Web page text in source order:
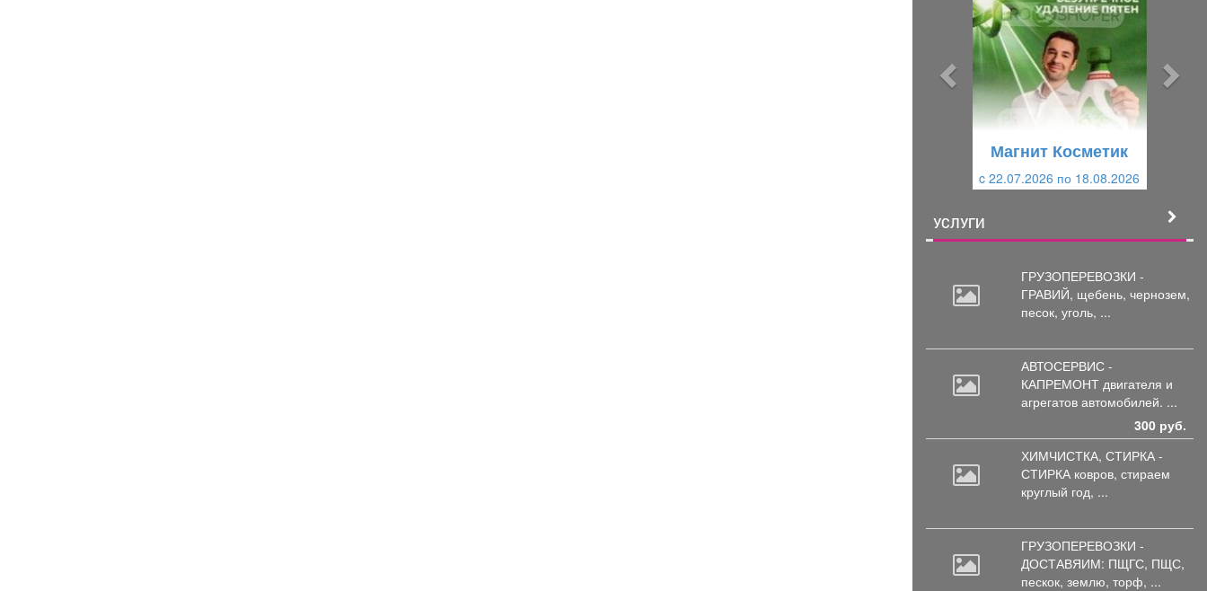
Магнит Косметик
c 22.07.2026 по 18.08.2026
УСЛУГИ
ГРУЗОПЕРЕВОЗКИ -
ГРАВИЙ, щебень, чернозем,
песок, уголь, ...
АВТОСЕРВИС -
КАПРЕМОНТ двигателя и
агрегатов автомобилей. ...
300 руб.
ХИМЧИСТКА, СТИРКА -
СТИРКА ковров, стираем
круглый год, ...
ГРУЗОПЕРЕВОЗКИ -
ДОСТАВЯИМ: ПЩГС, ПЩС,
пескок, землю, торф, ...